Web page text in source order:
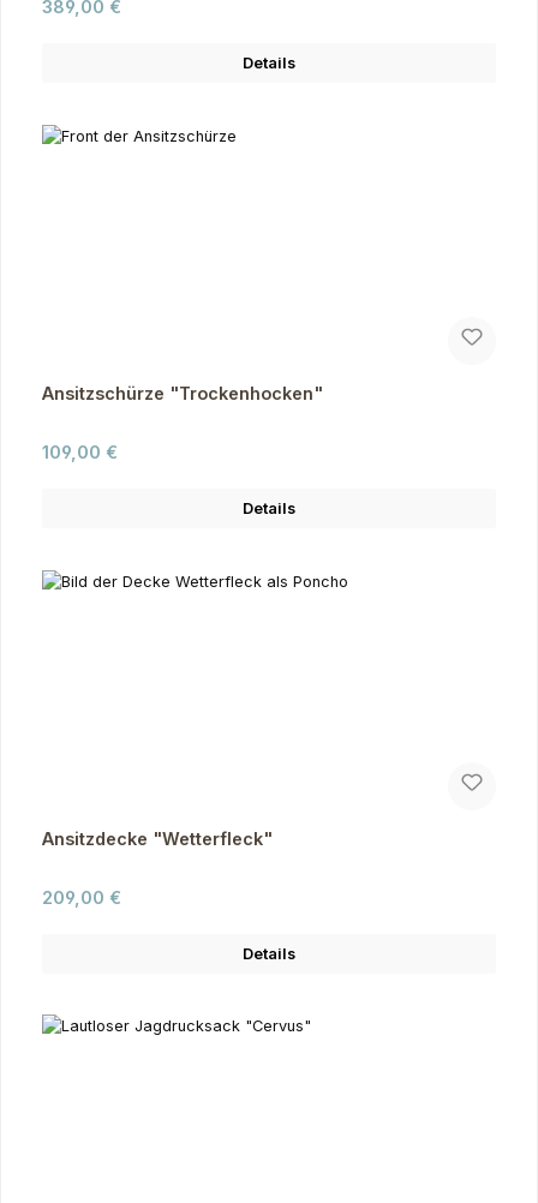
Regulärer Preis:
389,00 €
Details
Ansitzschürze "Trockenhocken"
Regulärer Preis:
109,00 €
Details
Ansitzdecke "Wetterfleck"
Regulärer Preis:
209,00 €
Details